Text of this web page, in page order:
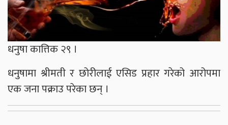
धनुषा कात्तिक २९ ।
धनुषामा श्रीमती र छोरीलाई एसिड प्रहार गरेको आरोपमा
एक जना पक्राउ परेका छन् ।